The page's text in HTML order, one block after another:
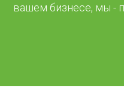
вашем бизнесе, мы -